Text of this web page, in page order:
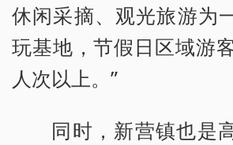
休闲采摘、观光旅游为
玩基地，节假日区域游
人次以上。”
同时，新营镇也是